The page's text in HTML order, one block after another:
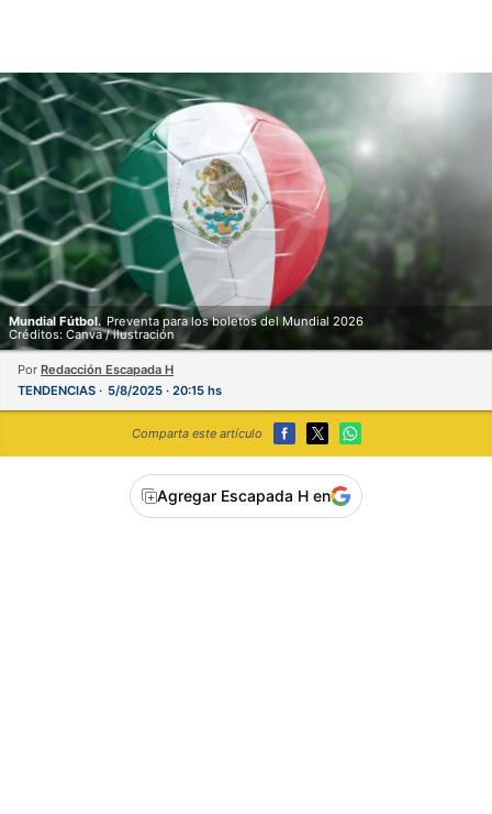
Mundial Fútbol. Preventa para los boletos del Mundial 2026
Créditos: Canva / ilustración
Por Redacción Escapada H
TENDENCIAS
5/8/2025 · 20:15 hs
Comparta este artículo
Agregar Escapada H en